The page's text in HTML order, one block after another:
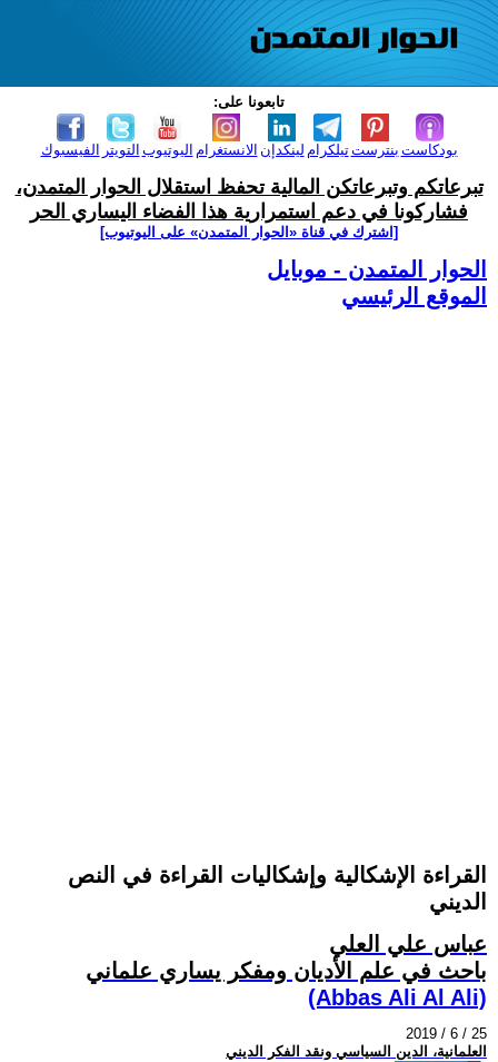
تابعونا على:
الفيسبوك التويتر اليوتيوب الانستغرام لينكدإن تيلكرامبنترست بودكاست
تبرعاتكم وتبرعاتكن المالية تحفظ استقلال الحوار المتمدن،
فشاركونا في دعم استمرارية هذا الفضاء اليساري الحر
[اشترك في قناة ‫«الحوار المتمدن» على اليوتيوب]
الحوار المتمدن - موبايل
الموقع الرئيسي
القراءة الإشكالية وإشكاليات القراءة في النص
الديني
عباس علي العلي
باحث في علم الأديان ومفكر يساري علماني
(Abbas Ali Al Ali)
2019 / 6 / 25
العلمانية، الدين السياسي ونقد الفكر الديني